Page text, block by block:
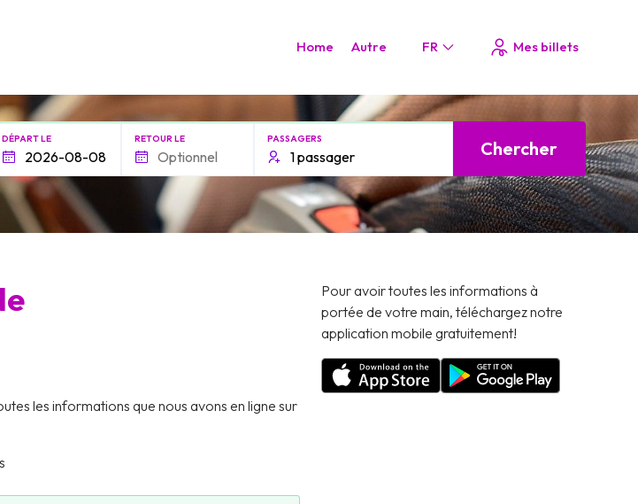
Home Autre FR Mes billets
DÉPART LE RETOUR LE PASSAGERS Chercher
les informations que nous avons en ligne sur
Pour avoir toutes les informations à
portée de votre main, téléchargez notre
application mobile gratuitement!